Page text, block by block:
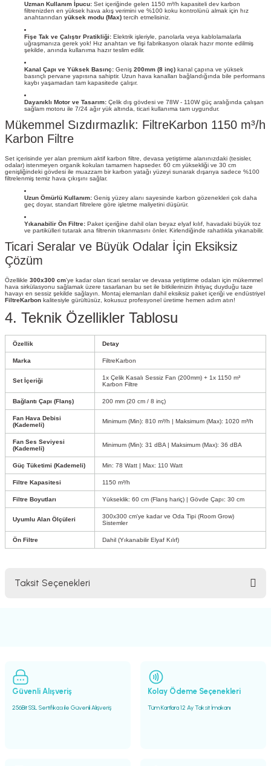
Uzman Kullanım İpucu: Set içeriğinde gelen 1150 m³/h kapasiteli dev karbon
filtrenizden en yüksek hava akış verimini ve %100 koku kontrolünü almak için hız
anahtarından yüksek modu (Max) tercih etmelisiniz.
Fişe Tak ve Çalıştır Pratikliği: Elektrik işleriyle, panolarla veya kablolamalarla
uğraşmanıza gerek yok! Hız anahtarı ve fişi fabrikasyon olarak hazır monte edilmiş
şekilde, anında kullanıma hazır teslim edilir.
Kanal Çapı ve Yüksek Basınç: Geniş 200mm (8 inç) kanal çapına ve yüksek
basınçlı pervane yapısına sahiptir. Uzun hava kanalları bağlandığında bile performans
kaybı yaşamadan tam kapasitede çalışır.
Dayanıklı Motor ve Tasarım: Çelik dış gövdesi ve 78W - 110W güç aralığında çalışan
sağlam motoru ile 7/24 ağır yük altında, ticari kullanıma tam uygundur.
Mükemmel Sızdırmazlık: FiltreKarbon 1150 m³/h
Karbon Filtre
Set içerisinde yer alan premium aktif karbon filtre, devasa yetiştirme alanınızdaki (tesisler,
odalar) istenmeyen organik kokuları tamamen hapseder. 60 cm yüksekliği ve 30 cm
genişliğindeki gövdesi ile muazzam bir karbon yatağı yüzeyi sunarak dışarıya sadece %100
filtrelenmiş temiz hava çıkışını sağlar.
Uzun Ömürlü Kullanım: Geniş yüzey alanı sayesinde karbon gözenekleri çok daha
geç doyar, standart filtrelere göre işletme maliyetini düşürür.
Yıkanabilir Ön Filtre: Paket içeriğine dahil olan beyaz elyaf kılıf, havadaki büyük toz
ve partikülleri tutarak ana filtrenin tıkanmasını önler. Kirlendiğinde rahatlıkla yıkanabilir.
Ticari Seralar ve Büyük Odalar İçin Eksiksiz
Çözüm
Özellikle 300x300 cm'ye kadar olan ticari seralar ve devasa yetiştirme odaları için mükemmel
hava sirkülasyonu sağlamak üzere tasarlanan bu set ile bitkilerinizin ihtiyaç duyduğu taze
havayı en sessiz şekilde sağlayın. Montaj elemanları dahil eksiksiz paket içeriği ve endüstriyel
FiltreKarbon kalitesiyle gürültüsüz, kokusuz profesyonel üretime hemen adım atın!
4. Teknik Özellikler Tablosu
Özellik Detay
Marka FiltreKarbon
Set İçeriği
1x Çelik Kasalı Sessiz Fan (200mm) + 1x 1150 m³
Karbon Filtre
Bağlantı Çapı (Flanş) 200 mm (20 cm / 8 inç)
Fan Hava Debisi
(Kademeli)
Minimum (Min): 810 m³/h | Maksimum (Max): 1020 m³/h
Fan Ses Seviyesi
(Kademeli)
Minimum (Min): 31 dBA | Maksimum (Max): 36 dBA
Güç Tüketimi (Kademeli) Min: 78 Watt | Max: 110 Watt
Filtre Kapasitesi 1150 m³/h
Filtre Boyutları Yükseklik: 60 cm (Flanş hariç) | Gövde Çapı: 30 cm
Uyumlu Alan Ölçüleri
300x300 cm'ye kadar ve Oda Tipi (Room Grow)
Sistemler
Ön Filtre Dahil (Yıkanabilir Elyaf Kılıf)
Taksit Seçenekleri
Güvenli Alışveriş
256Bit SSL Sertifikası ile Güvenli Alışveriş
Kolay Ödeme Seçenekleri
Tüm Kartlara 12 Ay Taksit İmakanı